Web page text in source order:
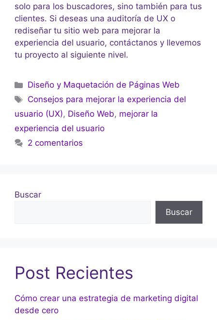
solo para los buscadores, sino también para tus
clientes. Si deseas una auditoría de UX o
rediseñar tu sitio web para mejorar la
experiencia del usuario, contáctanos y llevemos
tu proyecto al siguiente nivel.
Diseño y Maquetación de Páginas Web
Consejos para mejorar la experiencia del
usuario (UX), Diseño Web, mejorar la
experiencia del usuario
2 comentarios
Buscar
Buscar
Post Recientes
Cómo crear una estrategia de marketing digital
desde cero